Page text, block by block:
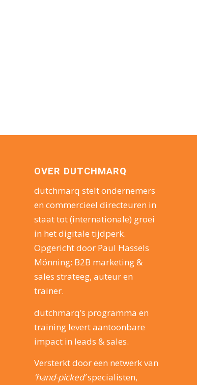
OVER DUTCHMARQ
dutchmarq stelt ondernemers
en commercieel directeuren in
staat tot (internationale) groei
in het digitale tijdperk.
Opgericht door Paul Hassels
Mönning: B2B marketing &
sales strateeg, auteur en
trainer.
dutchmarq’s programma en
training levert aantoonbare
impact in leads & sales.
Versterkt door een netwerk van
‘hand-picked’specialisten,